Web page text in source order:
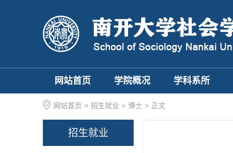
网站首页 学院概况 学科系所
网站首页 > 招生就业 > 博士 > 正文
招生就业